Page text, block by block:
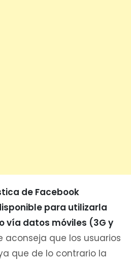
de Facebook
para utilizarla
vía datos móviles (3G y
aconseja que los usuarios
que de lo contrario la